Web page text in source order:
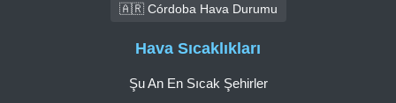
🇦🇷 Córdoba Hava Durumu
Hava Sıcaklıkları
Şu An En Sıcak Şehirler